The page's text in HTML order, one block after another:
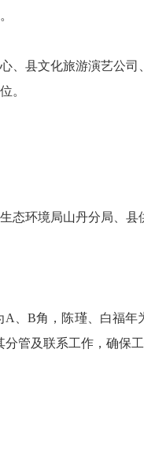
、县文化旅游演艺公司
。
态环境局山丹分局、县
A B角，陈瑾、 白福年
管及联系工作，确保工